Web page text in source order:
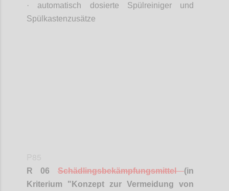
· automatisch dosierte Spülreiniger und
Spülkastenzusätze
R 06 Schädlingsbekämpfungsmittel(in
Kriterium "Konzept zur Vermeidung von